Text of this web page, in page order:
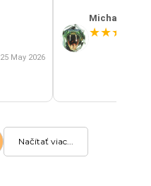
25 May 2026
Michal Szabo
★★★
Načítať viac...